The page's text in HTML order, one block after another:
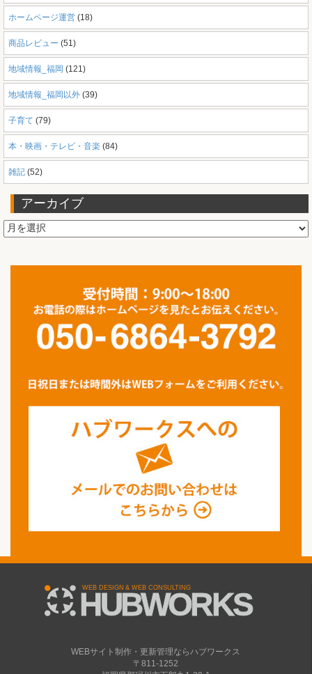
ホームページ運営 (18)
商品レビュー (51)
地域情報_福岡 (121)
地域情報_福岡以外 (39)
子育て (79)
本・映画・テレビ・音楽 (84)
雑記 (52)
アーカイブ
ア
ー
イ
WEBサイト制作・更新管理ならハブワークス
〒811-1252